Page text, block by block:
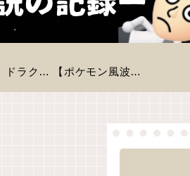
【特集】ドラクエモンスターズ4が今冬に発売決定！登場モンスター数は？判明している情報まとめ 【ポケモン風波】現時点で判明している登場ポケモン一覧